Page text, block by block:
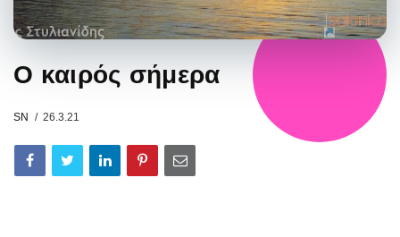
Ο καιρός σήμερα
SN 26.3.21